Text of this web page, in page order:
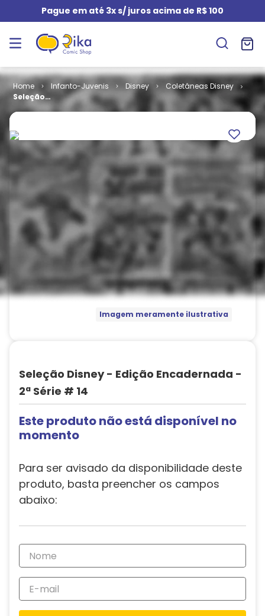
Pague em até 3x s/ juros acima de R$ 100
Infanto-Juvenis Disney
Coletâneas Disney
Seleção
Disney -
Encadernada
- 2ª Série # 14
Imagem meramente ilustrativa
Seleção Disney - Edição Encadernada -
2ª Série # 14
Este produto não está disponível no
momento
Para ser avisado da disponibilidade deste
produto, basta preencher os campos
abaixo: